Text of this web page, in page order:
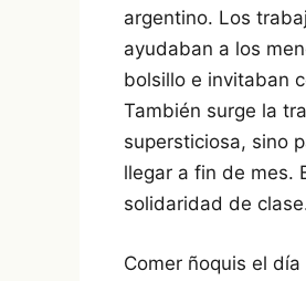
argentino. Los
ayudaban a los
bolsillo e invitaban
También surge la
supersticiosa, sino
llegar a fin de mes.
solidaridad de
Comer ñoquis el